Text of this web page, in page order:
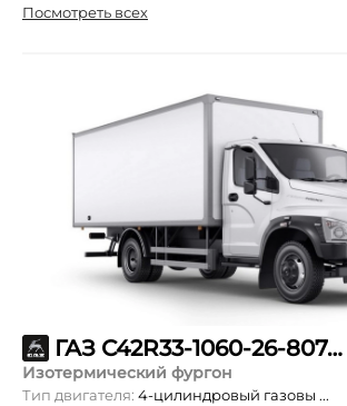
Посмотреть всех
ГАЗ С42R33-1060-26-807-99-00-000
Изотермический фургон
Тип двигателя: 4-цилиндровый газовы ...